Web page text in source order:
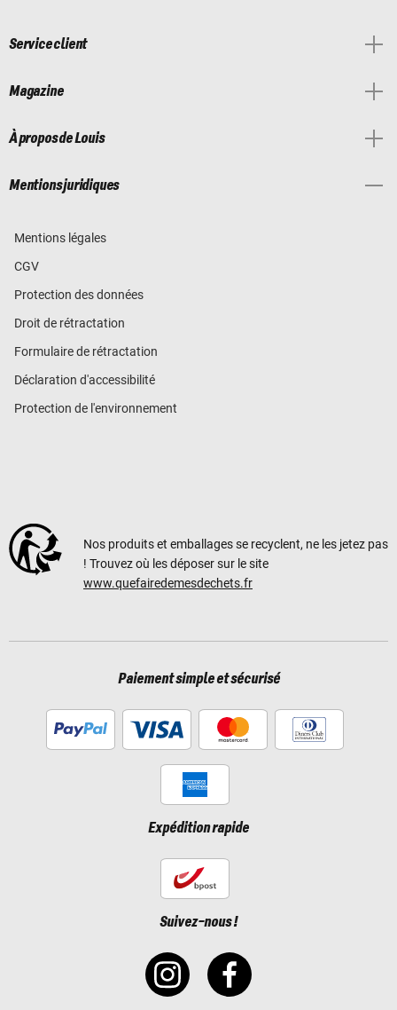
Service client
Magazine
À propos de Louis
Mentions juridiques
Mentions légales
CGV
Protection des données
Droit de rétractation
Formulaire de rétractation
Déclaration d'accessibilité
Protection de l'environnement
Nos produits et emballages se recyclent, ne les jetez pas
! Trouvez où les déposer sur le site
www.quefairedemesdechets.fr
Paiement simple et sécurisé
Expédition rapide
Suivez-nous !